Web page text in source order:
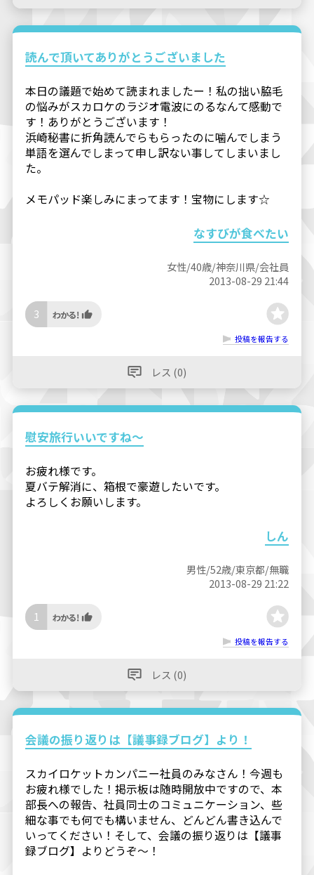
読んで頂いてありがとうございました
本日の議題で始めて読まれましたー！私の拙い脇毛
の悩みがスカロケのラジオ電波にのるなんて感動で
す！ありがとうございます！
浜崎秘書に折角読んでらもらったのに噛んでしまう
単語を選んでしまって申し訳ない事してしまいまし
た。
メモパッド楽しみにまってます！宝物にします☆
なすびが食べたい
女性/40歳/神奈川県/会社員
2013-08-29 21:44
3
投稿を報告する
レス (0)
慰安旅行いいですね～
お疲れ様です。
夏バテ解消に、箱根で豪遊したいです。
よろしくお願いします。
しん
男性/52歳/東京都/無職
2013-08-29 21:22
1
投稿を報告する
レス (0)
会議の振り返りは【議事録ブログ】より！
スカイロケットカンパニー社員のみなさん！今週も
お疲れ様でした！掲示板は随時開放中ですので、本
部長への報告、社員同士のコミュニケーション、些
細な事でも何でも構いません、どんどん書き込んで
いってください！そして、会議の振り返りは【議事
録ブログ】よりどうぞ〜！